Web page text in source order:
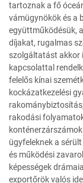
tartoznak a fő
vámügynökök és a
együttműködésük,
díjakat, rugalmas
szolgáltatást akkor
kapcsolattal
felelős kínai
kockázatkezelési
rakodási
ügyfeleknek a
és működési
képességek
exportőrök valós